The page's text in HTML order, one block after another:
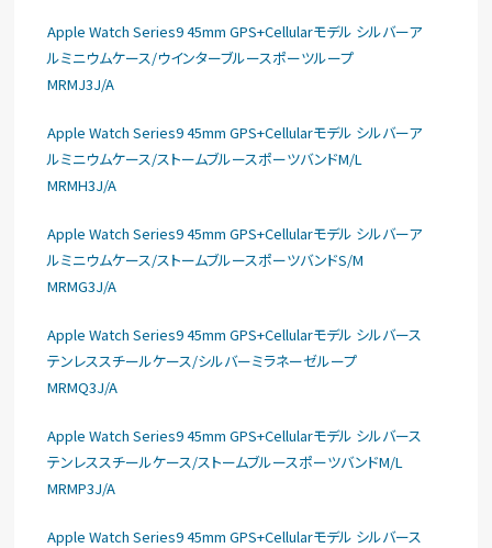
Apple Watch Series9 45mm GPS+Cellularモデル シルバーア
ルミニウムケース/ウインターブルースポーツループ
MRMJ3J/A
Apple Watch Series9 45mm GPS+Cellularモデル シルバーア
ルミニウムケース/ストームブルースポーツバンドM/L
MRMH3J/A
Apple Watch Series9 45mm GPS+Cellularモデル シルバーア
ルミニウムケース/ストームブルースポーツバンドS/M
MRMG3J/A
Apple Watch Series9 45mm GPS+Cellularモデル シルバース
テンレススチールケース/シルバーミラネーゼループ
MRMQ3J/A
Apple Watch Series9 45mm GPS+Cellularモデル シルバース
テンレススチールケース/ストームブルースポーツバンドM/L
MRMP3J/A
Apple Watch Series9 45mm GPS+Cellularモデル シルバース